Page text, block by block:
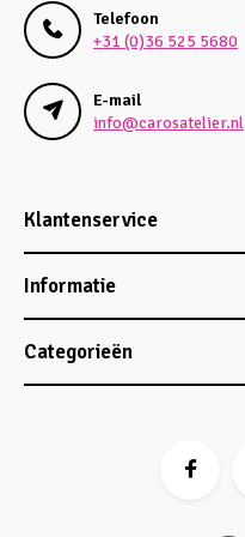
Telefoon
+31 (0)36 525 5680
E-mail
info@carosatelier.nl
Klantenservice
Informatie
Categorieën